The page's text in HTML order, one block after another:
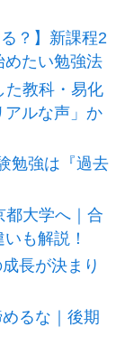
？】新課程2
めたい勉強法
た教科・易化
ルな声」か
勉強は『過去
都大学へ｜合
も解説！
長が決まり
るな｜後期